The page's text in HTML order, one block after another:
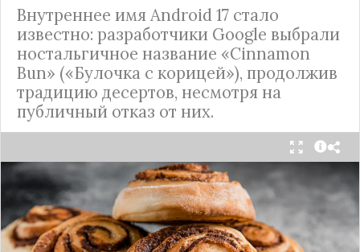
Внутреннее имя Android 17 стало
известно: разработчики Google выбрали
ностальгичное название «Cinnamon
Bun» («Булочка с корицей»), продолжив
традицию десертов, несмотря на
публичный отказ от них.
Стало известно внутреннее кодовое имя
следующей крупной версии Android. Как
сообщают источники, Android 17, релиз которой
ожидается в 2026 году, разрабатывается под
названием«Cinnamon Bun»(«Булочка с